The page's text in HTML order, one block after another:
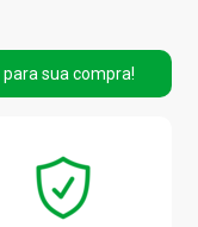
para sua compra!